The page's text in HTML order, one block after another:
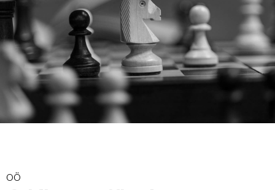
OÖ